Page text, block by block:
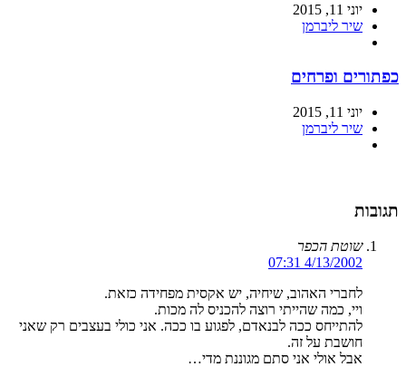
יוני 11, 2015
שיר ליברמן
כפתורים ופרחים
יוני 11, 2015
שיר ליברמן
תגובות
שוטת הכפר
4/13/2002 07:31
לחברי האהוב, שיחיה, יש אקסית מפחידה כזאת.
ויי, כמה שהייתי רוצה להכניס לה מכות.
להתייחס ככה לבנאדם, לפגוע בו ככה. אני כולי בעצבים רק שאני
חושבת על זה.
אבל אולי אני סתם מגוננת מדי…